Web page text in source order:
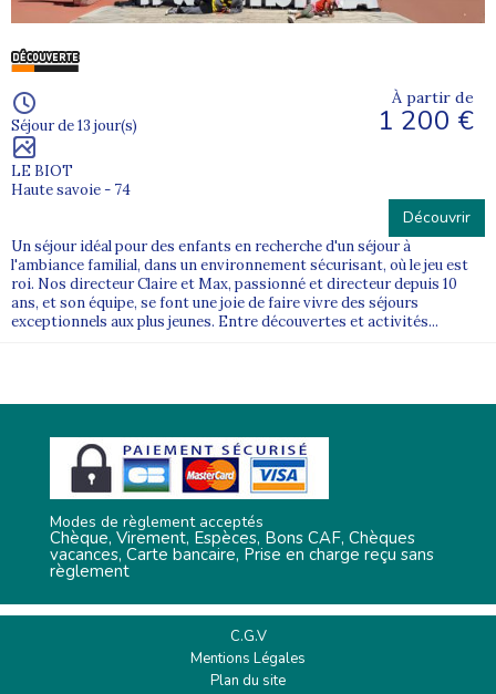
Séjour de 13 jour(s)
LE BIOT
Haute savoie - 74
À partir de
1 200 €
Découvrir
Un séjour idéal pour des enfants en recherche d'un séjour à
l'ambiance familial, dans un environnement sécurisant, où le jeu est
roi. Nos directeur Claire et Max, passionné et directeur depuis 10
ans, et son équipe, se font une joie de faire vivre des séjours
exceptionnels aux plus jeunes. Entre découvertes et activités...
Modes de règlement acceptés
Chèque, Virement, Espèces, Bons CAF, Chèques
vacances, Carte bancaire, Prise en charge reçu sans
règlement
C.G.V
Mentions Légales
Plan du site